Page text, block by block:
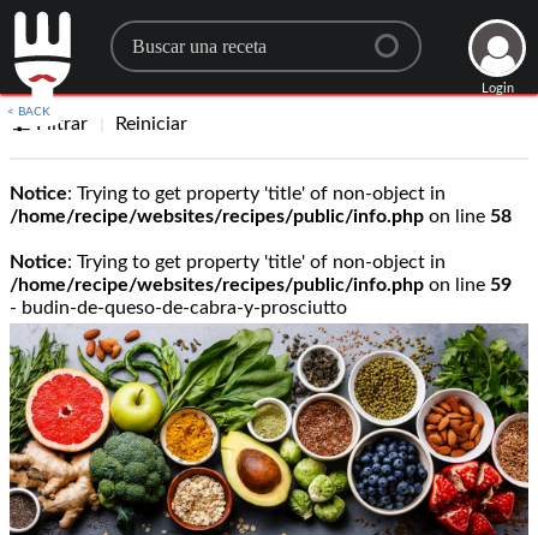
Search for a recipe
Login
Filtrar Reiniciar
Notice: Trying to get property 'title' of non-object in
/home/recipe/websites/recipes/public/info.php on line 58
Notice: Trying to get property 'title' of non-object in
/home/recipe/websites/recipes/public/info.php on line 59
- budin-de-queso-de-cabra-y-prosciutto
< BACK